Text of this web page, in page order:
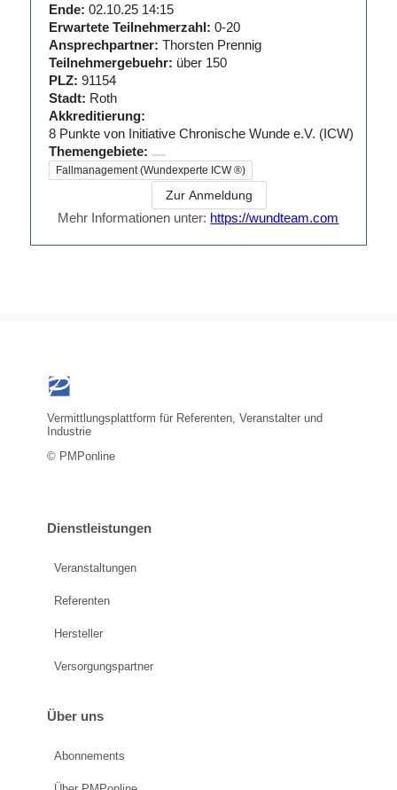
Pflegefachkraft
(PDL)
Insitut
Grundlagen
des
Projektmanagements
Ende: 02.10.25 14:15
Erwartete Teilnehmerzahl: 0-20
Ansprechpartner: Thorsten Prennig
Teilnehmergebuehr: über 150
PLZ: 91154
Stadt: Roth
Akkreditierung:
8Punkte von Initiative Chronische Wunde e.V. (ICW)
Themengebiete:
Fallmanagement (Wundexperte ICW ®)
Zur Anmeldung
Mehr Informationen unter: https://wundteam.com
Vermittlungsplattform für Referenten, Veranstalter und
Industrie
© PMPonline
Dienstleistungen
Veranstaltungen
Referenten
Hersteller
Versorgungspartner
Über uns
Abonnements